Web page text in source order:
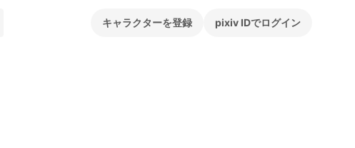
キャラクターを登録 pixiv IDでログイン